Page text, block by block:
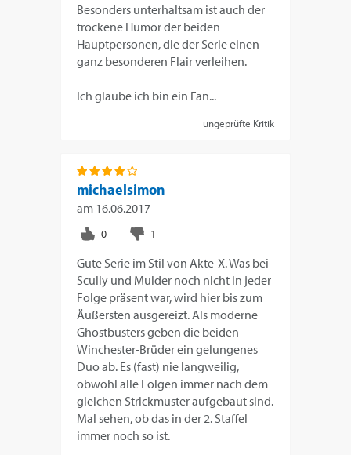
Besonders unterhaltsam ist auch der
trockene Humor der beiden
Hauptpersonen, die der Serie einen
ganz besonderen Flair verleihen.
Ich glaube ich bin ein Fan...
ungeprüfte Kritik
michaelsimon
am 16.06.2017
Gute Serie im Stil von Akte-X. Was bei
Scully und Mulder noch nicht in jeder
Folge präsent war, wird hier bis zum
Äußersten ausgereizt. Als moderne
Ghostbusters geben die beiden
Winchester-Brüder ein gelungenes
Duo ab. Es (fast) nie langweilig,
obwohl alle Folgen immer nach dem
gleichen Strickmuster aufgebaut sind.
Mal sehen, ob das in der 2. Staffel
immer noch so ist.